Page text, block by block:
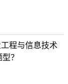
程与信息技术
？